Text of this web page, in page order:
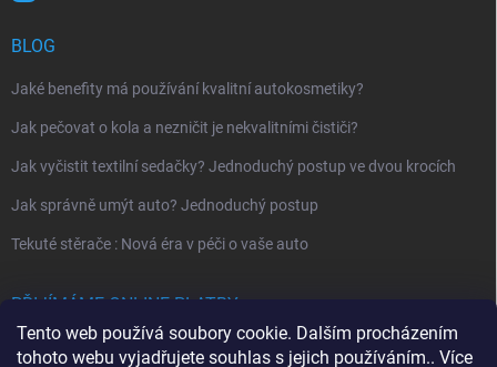
Tento web používá soubory cookie. Dalším procházením
tohoto webu vyjadřujete souhlas s jejich používáním.. Více
BLOG
Jaké benefity má používání kvalitní autokosmetiky?
Jak pečovat o kola a nezničit je nekvalitními čističi?
Jak vyčistit textilní sedačky? Jednoduchý postup ve dvou krocích
Jak správně umýt auto? Jednoduchý postup
Tekuté stěrače : Nová éra v péči o vaše auto
PŘIJÍMÁME ONLINE PLATBY